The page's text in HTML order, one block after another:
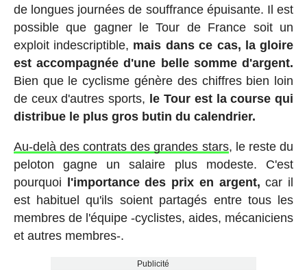
de longues journées de souffrance épuisante. Il est
possible que gagner le Tour de France soit un
exploit indescriptible, mais dans ce cas, la gloire
est accompagnée d'une belle somme d'argent.
Bien que le cyclisme génère des chiffres bien loin
de ceux d'autres sports, le Tour est la course qui
distribue le plus gros butin du calendrier.
Au-delà des contrats des grandes stars, le reste du
peloton gagne un salaire plus modeste. C'est
pourquoi
l'importance des prix en argent, car il
est habituel qu'ils soient partagés entre tous les
membres de l'équipe -cyclistes, aides, mécaniciens
et autres membres-.
Publicité